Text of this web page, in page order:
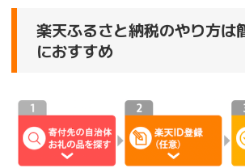
楽天ふるさと納税のやり方は
におすすめ